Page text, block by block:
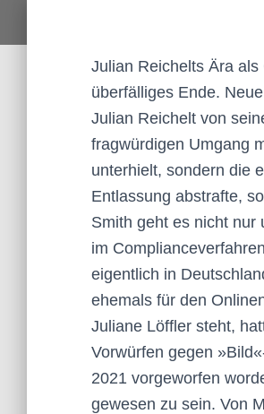
Julian Reichelts Ära
überfälliges Ende.
Julian Reichelt von
fragwürdigen Umgang
unterhielt, sondern die
Entlassung abstrafte,
Smith geht es nicht nur
im
eigentlich in
ehemals für den
Juliane Löffler steht,
Vorwürfen gegen
2021 vorgeworfen
gewesen zu sein. Von